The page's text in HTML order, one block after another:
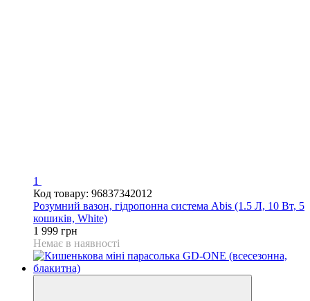
1
Код товару: 96837342012
Розумний вазон, гідропонна система Abis (1.5 Л, 10 Вт, 5
кошиків, White)
1 999 грн
Немає в наявності